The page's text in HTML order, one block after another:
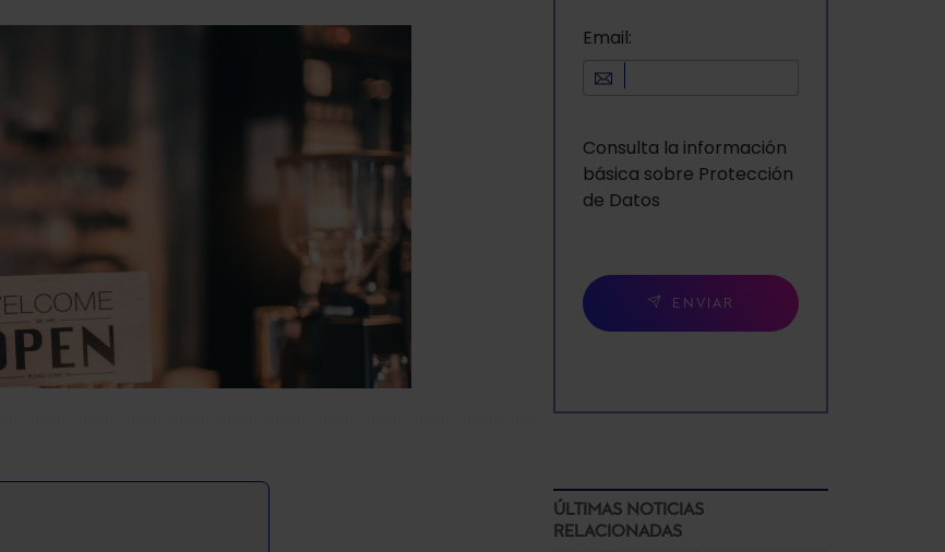
Email:
Consulta la información
básica sobre Protección
de Datos
ENVIAR
ÚLTIMAS NOTICIAS
RELACIONADAS